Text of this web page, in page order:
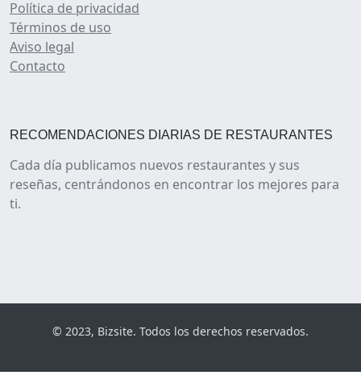
Política de privacidad
Términos de uso
Aviso legal
Contacto
RECOMENDACIONES DIARIAS DE RESTAURANTES
Cada día publicamos nuevos restaurantes y sus
reseñas, centrándonos en encontrar los mejores para
ti.
© 2023, Bizsite. Todos los derechos reservados.